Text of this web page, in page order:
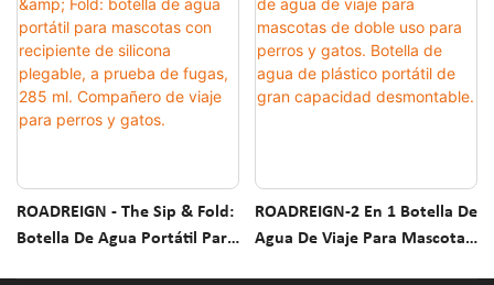
ROADREIGN - The Sip & Fold:
Botella De Agua Portátil Para
ROADREIGN-2 En 1 Botella De
Agua De Viaje Para Mascotas